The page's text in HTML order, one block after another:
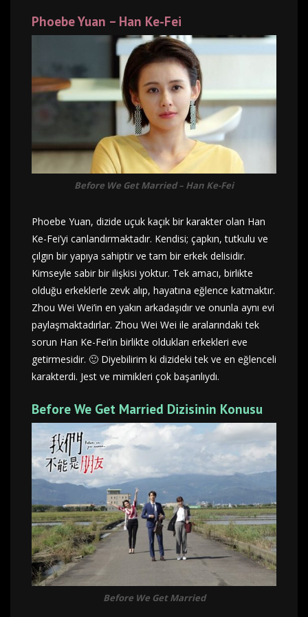
Phoebe Yuan – Han Ke-Fei
Before We Get Married – Han Ke-Fei
Phoebe Yuan, dizide uçuk kaçık bir karakter olan Han
Ke-Fei’yi canlandırmaktadır. Kendisi; çapkın, tutkulu ve
çılgın bir yapıya sahiptir ve tam bir erkek delisidir.
Kimseyle sabir bir ilişkisi yoktur. Tek amacı, birlikte
olduğu erkeklerle zevk alıp, hayatına eğlence katmaktır.
Zhou Wei Wei’in en yakın arkadaşıdır ve onunla aynı evi
paylaşmaktadırlar. Zhou Wei Wei ile aralarındaki tek
sorun Han Ke-Fei’in birlikte oldukları erkekleri eve
getirmesidir. 🙂 Diyebilirim ki dizideki tek ve en eğlenceli
karakterdi. Jest ve mimikleri çok başarılıydı.
Before We Get Married Dizisinin Konusu
Before We Get Married